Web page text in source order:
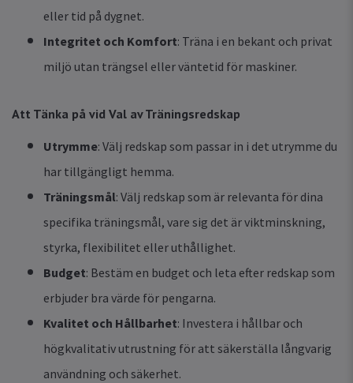
eller tid på dygnet.
Integritet och Komfort: Träna i en bekant och privat
miljö utan trängsel eller väntetid för maskiner.
Att Tänka på vid Val av Träningsredskap
Utrymme: Välj redskap som passar in i det utrymme du
har tillgängligt hemma.
Träningsmål: Välj redskap som är relevanta för dina
specifika träningsmål, vare sig det är viktminskning,
styrka, flexibilitet eller uthållighet.
Budget: Bestäm en budget och leta efter redskap som
erbjuder bra värde för pengarna.
Kvalitet och Hållbarhet: Investera i hållbar och
högkvalitativ utrustning för att säkerställa långvarig
användning och säkerhet.